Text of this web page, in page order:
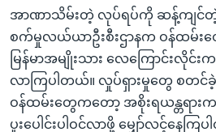
အာဏာသိမ်းတဲ့ လုပ်ရပ်ကို ဆန့်ကျင်တဲ့
စက်မှုလယ်ယာဦးစီးဌာနက ဝန်ထမ်း
မြန်မာအမျိုးသား လေကြောင်းလိုင်
လာကြပါတယ်။ လှုပ်ရှားမှုတွေ စတင်
ဝန်ထမ်းတွေကတော့ အစိုးရယန္တရား
ပူးပေါင်းပါဝင်လာဖို့ မျှော်လင့်နေကြ